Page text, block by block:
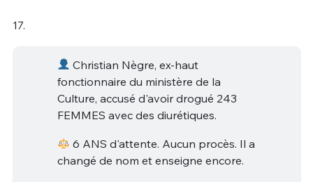
17.
Christian Nègre, ex-haut
fonctionnaire du ministère de la
Culture, accusé d'avoir drogué 243
FEMMES avec des diurétiques.
6 ANS d'attente. Aucun procès. Il a
changé de nom et enseigne encore.